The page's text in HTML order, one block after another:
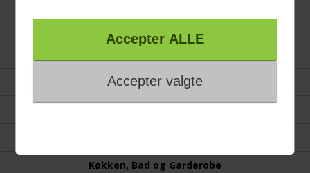
Induktionskomfur - 2+2
års garanti
Forside
Køkken, Bad og Garderobe